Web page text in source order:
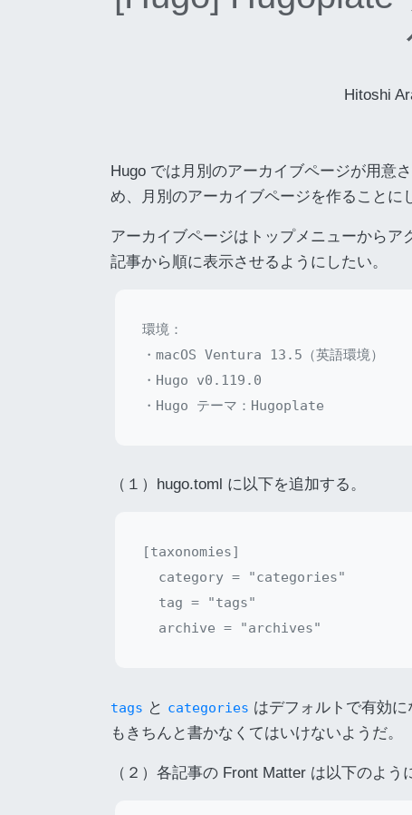
Hitoshi
Hugo では月別のアーカイブページが用意
め、月別のアーカイブページを作ることに
アーカイブページはトップメニューから
記事から順に表示させるようにしたい。
環境：
・macOS Ventura 13.5（英語環境）
・Hugo v0.119.0
（１）hugo.toml に以下を追加する。
[taxonomies]
  category = "categories"
  tag = "tags"
tags と categories はデフォルトで有効に
もきちんと書かなくてはいけないようだ。
（２）各記事の Front Matter は以下のよう